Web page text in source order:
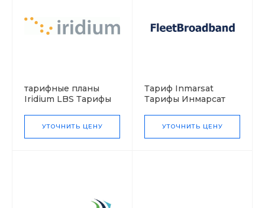
тарифные планы
Iridium LBS Тарифы
УТОЧНИТЬ ЦЕНУ
Тариф Inmarsat
Тарифы Инмарсат
УТОЧНИТЬ ЦЕНУ